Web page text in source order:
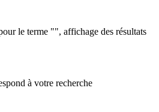
le terme "", affichage des résultats
à votre recherche